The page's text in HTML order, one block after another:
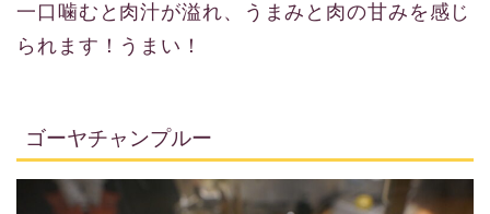
一口噛むと肉汁が溢れ、うまみと肉の甘みを感じ
られます！うまい！
ゴーヤチャンプルー